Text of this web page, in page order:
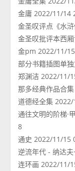
金庸 2022/11/14
金圣叹评点《水
金圣叹批评本西
金pm 2022/11/
部分书籍插图单
郑渊洁 2022/11/
那多经典作品合
道德经全集
通往文明的阶梯·
8
通史 2022/11/15
逆流年代 - 纳达
连环画 2022/11/